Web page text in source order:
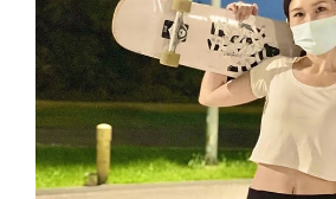
彈
力
緊
身
運
套
裝